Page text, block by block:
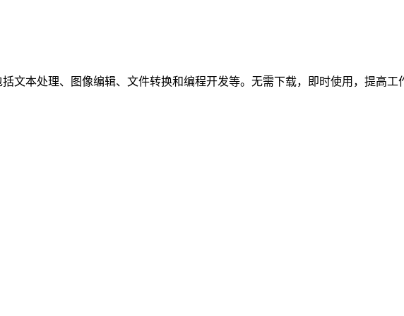
文本处理、图像编辑、文件转换和编程开发等。无需下载，即时使用，提高工